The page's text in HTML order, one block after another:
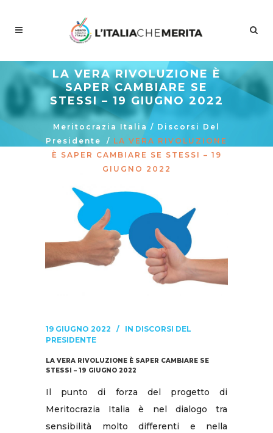
LA VERA RIVOLUZIONE È
SAPER CAMBIARE SE
STESSI – 19 GIUGNO 2022
Meritocrazia Italia / Discorsi Del
Presidente
/ LA VERA RIVOLUZIONE
È SAPER CAMBIARE SE STESSI – 19
GIUGNO 2022
19 GIUGNO 2022 IN DISCORSI DEL
PRESIDENTE
LA VERA RIVOLUZIONE È SAPER CAMBIARE SE
STESSI – 19 GIUGNO 2022
Il punto di forza del progetto di
Meritocrazia Italia è nel dialogo tra
sensibilità molto differenti e nella